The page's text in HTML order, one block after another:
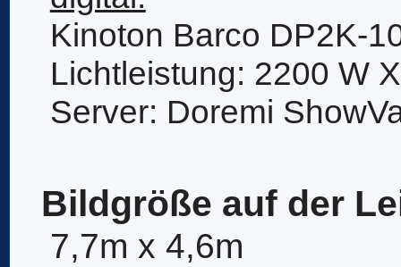
Kinoton Barco DP2K-
Lichtleistung: 2200 W
Server: Doremi
Bildgröße auf der
7,7m x 4,6m